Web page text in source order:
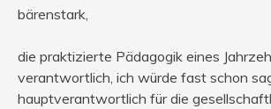
bärenstark,
die praktizierte Pädagogik eines
verantwortlich, ich würde fast schon
hauptverantwortlich für die